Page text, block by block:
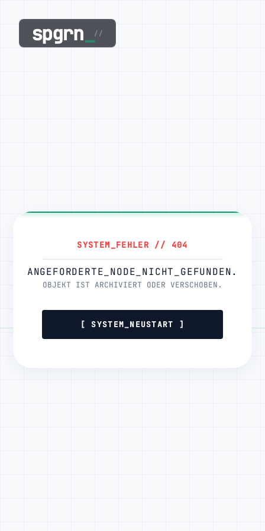
spgrn_//
SYSTEM_FEHLER // 404
ANGEFORDERTE_NODE_NICHT_GEFUNDEN.
OBJEKT IST ARCHIVIERT ODER VERSCHOBEN.
[ SYSTEM_NEUSTART ]